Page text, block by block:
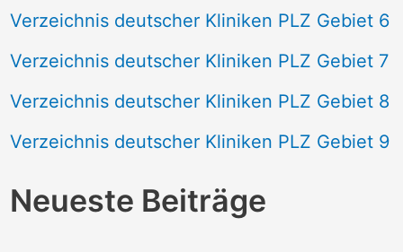
Verzeichnis deutscher Kliniken PLZ Gebiet 6
Verzeichnis deutscher Kliniken PLZ Gebiet 7
Verzeichnis deutscher Kliniken PLZ Gebiet 8
Verzeichnis deutscher Kliniken PLZ Gebiet 9
Neueste Beiträge